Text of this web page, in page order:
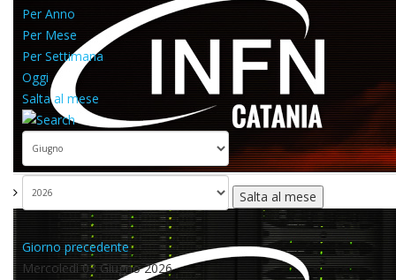
Per Anno
Per Mese
Per Settimana
Oggi
Salta al mese
Salta al mese
Giorno precedente
Mercoledì 03 Giugno 2026